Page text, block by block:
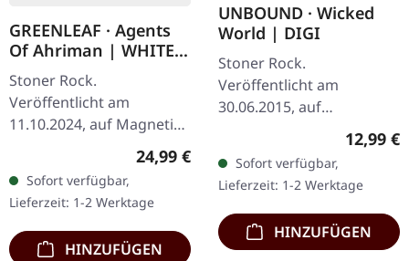
GREENLEAF · Agents
Of Ahriman | WHITE
LP
Stoner Rock.
Veröffentlicht am
11.10.2024, auf Magnetic
Eye Records. Weißes Vinyl.
Was passiert, wenn
Desert-Rock-Royalty
beschließt, ernst zu…
Regulärer Preis:
24,99 €
Sofort verfügbar,
Lieferzeit: 1-2 Werktage
HINZUFÜGEN
UNBOUND · Wicked
World | DIGI
Stoner Rock.
Veröffentlicht am
30.06.2015, auf
Metalapolis Records. Race
Against Time 4:46 Egoist
3:57 Still Weight Down
With Sorrow 4:39 Little
Lost…
12,99 €
Sofort verfügbar,
Lieferzeit: 1-2 Werktage
HINZUFÜGEN